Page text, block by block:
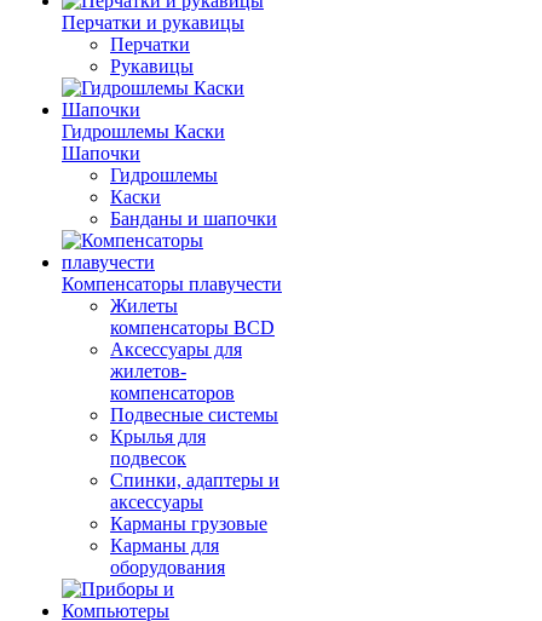
Перчатки и рукавицы
Перчатки
Рукавицы
Гидрошлемы Каски
Шапочки
Гидрошлемы
Каски
Банданы и шапочки
Компенсаторы плавучести
Жилеты
компенсаторы BCD
Аксессуары для
жилетов-
компенсаторов
Подвесные системы
Крылья для
подвесок
Спинки, адаптеры и
аксессуары
Карманы грузовые
Карманы для
оборудования